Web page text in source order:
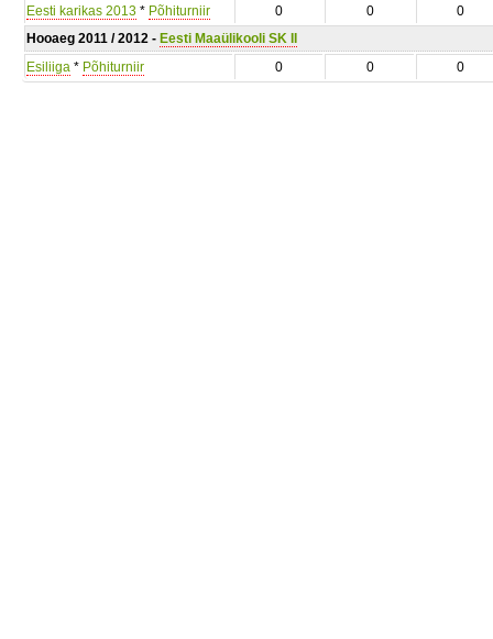
Eesti karikas 2013 * Põhiturniir 0 0
0
Hooaeg 2011 / 2012 - Eesti Maaülikooli SK II
Esiliiga * Põhiturniir 0 0 0